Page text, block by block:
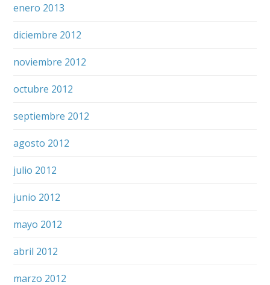
enero 2013
diciembre 2012
noviembre 2012
octubre 2012
septiembre 2012
agosto 2012
julio 2012
junio 2012
mayo 2012
abril 2012
marzo 2012